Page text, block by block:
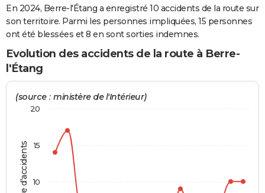
Destinations
City break
Voyage nature
Voyage de noces
Forum
Climat
+
GUIDES D'ACHAT
BONS PLANS
Carte de Noël
Carte Bonne année
Carte Saint-Valentin
Carte Pâques
Carte d'anniversaire
DICTIONNAIRE
PROGRAMME TV
COPAINS D'AVANT
S'inscrire
Se connecter
Lycées
Collèges
Primaires
Universités
Entreprises
Service militaire
Avis de recherche
AVIS DE DÉCÈS
En 2024, Berre-l'Étang a enregistré 10 accidents de la route sur
son territoire. Parmi les personnes impliquées, 15 personnes
ont été blessées et 8 en sont sorties indemnes.
Evolution des accidents de la route à Berre-
l'Étang
(source : ministère de l'Intérieur)
10
15
20